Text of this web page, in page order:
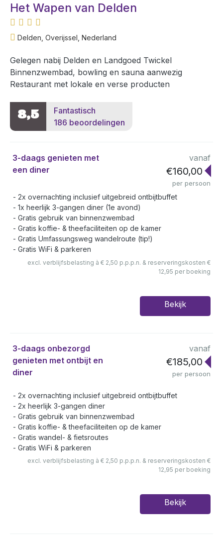
Het Wapen van Delden
Delden, Overijssel, Nederland
Gelegen nabij Delden en Landgoed Twickel
Binnenzwembad, bowling en sauna aanwezig
Restaurant met lokale en verse producten
8,5
Fantastisch
186 beoordelingen
3-daags genieten met
een diner
vanaf
€160,00
per persoon
2x overnachting inclusief uitgebreid ontbijtbuffet
1x heerlijk 3-gangen diner (1e avond)
Gratis gebruik van binnenzwembad
Gratis koffie- & theefaciliteiten op de kamer
Gratis Umfassungsweg wandelroute (tip!)
Gratis WiFi & parkeren
excl. verblijfsbelasting à € 2,50 p.p.p.n. & reserveringskosten €
12,95 per boeking
Bekijk
3-daags onbezorgd
genieten met ontbijt en
diner
vanaf
€185,00
per persoon
2x overnachting inclusief uitgebreid ontbijtbuffet
2x heerlijk 3-gangen diner
Gratis gebruik van binnenzwembad
Gratis koffie- & theefaciliteiten op de kamer
Gratis wandel- & fietsroutes
Gratis WiFi & parkeren
excl. verblijfsbelasting à € 2,50 p.p.p.n. & reserveringskosten €
12,95 per boeking
Bekijk